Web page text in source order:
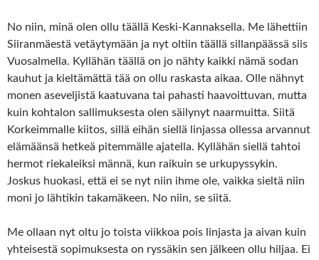
No niin, minä olen ollu täällä Keski-Kannaksella. Me lähettiin
Siiranmäestä vetäytymään ja nyt oltiin täällä sillanpäässä siis
Vuosalmella. Kyllähän täällä on jo nähty kaikki nämä sodan
kauhut ja kieltämättä tää on ollu raskasta aikaa. Olle nähnyt
monen aseveljistä kaatuvana tai pahasti haavoittuvan, mutta
kuin kohtalon sallimuksesta olen säilynyt naarmuitta. Siitä
Korkeimmalle kiitos, sillä eihän siellä linjassa ollessa arvannut
elämäänsä hetkeä pitemmälle ajatella. Kyllähän siellä tahtoi
hermot riekaleiksi männä, kun raikuin se urkupyssykin.
Joskus huokasi, että ei se nyt niin ihme ole, vaikka sieltä niin
moni jo lähtikin takamäkeen. No niin, se siitä.
Me ollaan nyt oltu jo toista viikkoa pois linjasta ja aivan kuin
yhteisestä sopimuksesta on ryssäkin sen jälkeen ollu hiljaa. Ei